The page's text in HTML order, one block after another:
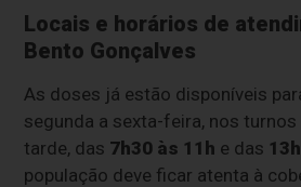
Locais e horários de
Bento Gonçalves
As doses já estão disponíveis
segunda a sexta-feira, nos turnos
tarde, das 7h30 às 11h e das
população deve ficar atenta à